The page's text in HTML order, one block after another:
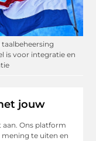
is voor integratie en
jouw
aan. Ons platform
te uiten en